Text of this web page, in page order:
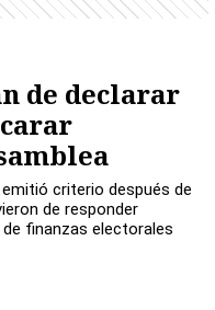
de declarar
criterio después de
de responder
finanzas electorales